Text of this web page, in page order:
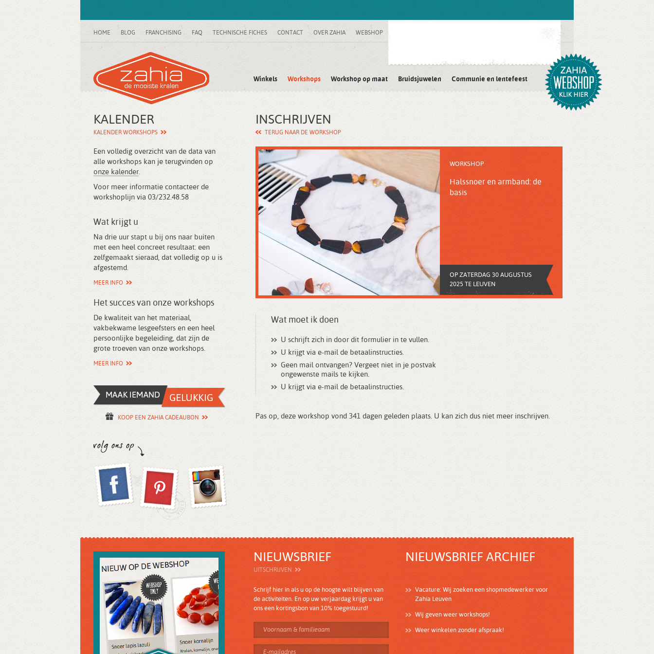
HOME BLOG FRANCHISING FAQ TECHNISCHE FICHES CONTACT OVER ZAHIA WEBSHOP
Winkels Workshops Workshop op maat Bruidsjuwelen Communie en lentefeest
INSCHRIJVEN
TERUG NAAR DE WORKSHOP
WORKSHOP
Halssnoer en armband: de
basis
OP ZATERDAG 30 AUGUSTUS
2025 TE LEUVEN
Wat moet ik doen
U schrijft zich in door dit formulier in te vullen.
U krijgt via e-mail de betaalinstructies.
Geen mail ontvangen? Vergeet niet in je postvak
ongewenste mails te kijken.
U krijgt via e-mail de betaalinstructies.
Pas op, deze workshop vond 341 dagen geleden plaats. U kan zich dus niet meer inschrijven.
KALENDER
KALENDER WORKSHOPS
Een volledig overzicht van de data van
alle workshops kan je terugvinden op
onze kalender.
Voor meer informatie contacteer de
workshoplijn via 03/232.48.58
Wat krijgt u
Na drie uur stapt u bij ons naar buiten
met een heel concreet resultaat: een
zelfgemaakt sieraad, dat volledig op u is
afgestemd.
MEER INFO
Het succes van onze workshops
De kwaliteit van het materiaal,
vakbekwame lesgeefsters en een heel
persoonlijke begeleiding, dat zijn de
grote troeven van onze workshops.
MEER INFO
KOOP EEN ZAHIA CADEAUBON
NIEUWSBRIEF
UITSCHRIJVEN
Schrijf hier in als u op de hoogte wilt blijven van
de activiteiten. En op uw verjaardag krijgt u van
ons een kortingsbon van 10% toegestuurd!
NIEUWSBRIEF ARCHIEF
Vacature: Wij zoeken een shopmedewerker voor
Zahia Leuven
Wij geven weer workshops!
Weer winkelen zonder afspraak!